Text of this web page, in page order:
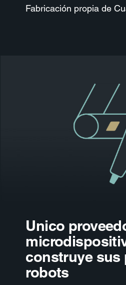
Fabricación propia de
Unico
construye sus
robots